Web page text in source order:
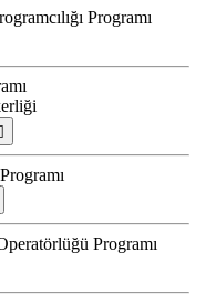
Programı
Programı